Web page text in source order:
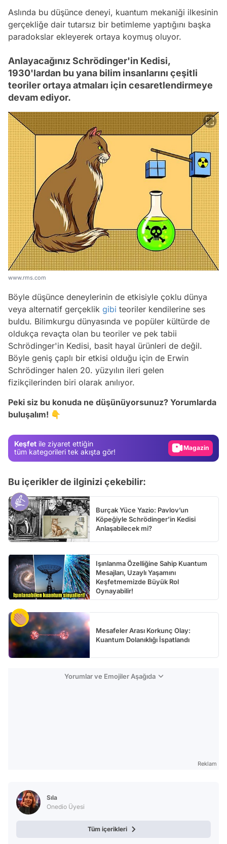
Aslında bu düşünce deneyi, kuantum mekaniği ilkesinin
gerçekliğe dair tutarsız bir betimleme yaptığını başka
paradokslar ekleyerek ortaya koymuş oluyor.
Anlayacağınız Schrödinger'in Kedisi,
1930'lardan bu yana bilim insanlarını çeşitli
teoriler ortaya atmaları için cesaretlendirmeye
devam ediyor.
www.rms.com
Böyle düşünce deneylerinin de etkisiyle çoklu dünya
veya alternatif gerçeklik gibi teoriler kendilerine ses
buldu. Bilimkurgu dünyasında ve popüler kültürde de
oldukça revaçta olan bu teoriler ve pek tabii
Schrödinger'in Kedisi, basit hayal ürünleri de değil.
Böyle geniş çaplı bir etkisi olduğu için de Erwin
Schrödinger halen 20. yüzyılın ileri gelen
fizikçilerinden biri olarak anılıyor.
Peki siz bu konuda ne düşünüyorsunuz? Yorumlarda
buluşalım! 👇
Keşfet ile ziyaret ettiğin
tüm kategorileri tek akışta gör!
Test
Video
Bu içerikler de ilginizi çekebilir:
Burçak Yüce Yazio: Pavlov’un
Köpeğiyle Schrödinger’in Kedisi
Anlaşabilecek mi?
Işınlanma Özelliğine Sahip Kuantum
Mesajları, Uzaylı Yaşamını
Keşfetmemizde Büyük Rol
Oynayabilir!
Mesafeler Arası Korkunç Olay:
Kuantum Dolanıklığı İspatlandı
Yorumlar ve Emojiler Aşağıda
Reklam
Sıla
Onedio Üyesi
Tüm içerikleri